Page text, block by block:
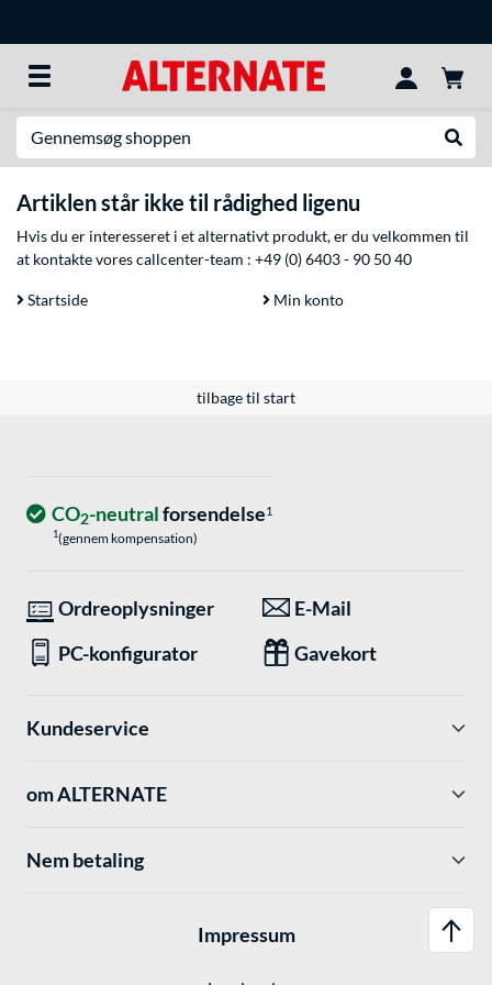
Artiklen står ikke til rådighed ligenu
Hvis du er interesseret i et alternativt produkt, er du velkommen til
at kontakte vores callcenter-team : +49 (0) 6403 - 90 50 40
Startside Min konto
tilbage til start
CO2-neutralforsendelse1
1(gennem kompensation)
Ordreoplysninger
E-Mail
PC-konfigurator
Gavekort
Kundeservice
om ALTERNATE
Nem betaling
Impressum